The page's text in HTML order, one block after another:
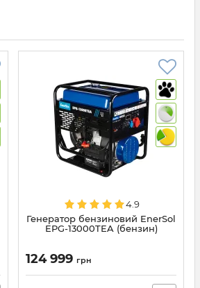
4.9
Генератор бензиновий EnerSol
EPG-13000TEA (бензин)
124 999 грн